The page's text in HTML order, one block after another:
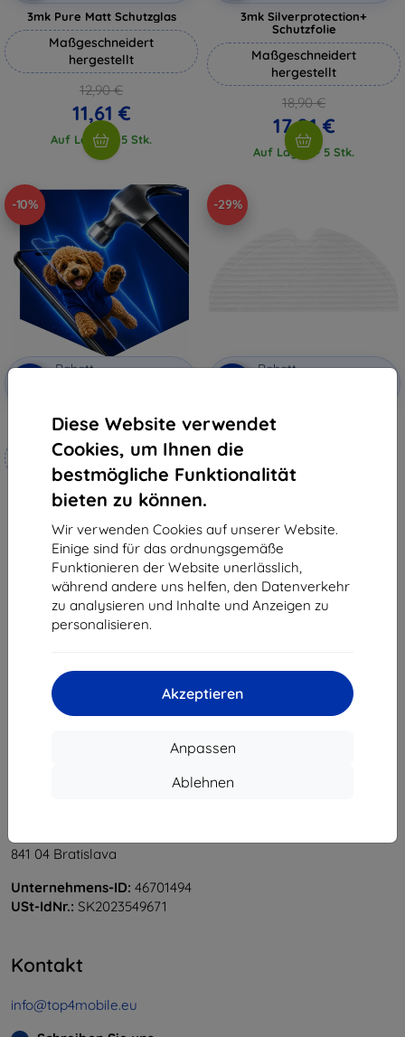
Diese Website verwendet
Cookies, um Ihnen die
bestmögliche Funktionalität
bieten zu können.
Wir verwenden Cookies auf unserer Website.
Einige sind für das ordnungsgemäße
Funktionieren der Website unerlässlich,
während andere uns helfen, den Datenverkehr
zu analysieren und Inhalte und Anzeigen zu
personalisieren.
Akzeptieren
Anpassen
Ablehnen
3mk Pure Matt Schutzglas
Maßgeschneidert
hergestellt
12,90 €
11,61 €
Auf Lager > 5 Stk.
3mk Silverprotection+
Schutzfolie
Maßgeschneidert
hergestellt
18,90 €
17,01 €
Auf Lager > 5 Stk.
-10%
Rabatt
3mk Hammer Schutzfolie
Maßgeschneidert
hergestellt
19,90 €
17,91 €
Auf Lager 4 Stk.
-29%
Rabatt
Einweg-Moppaufsatz für
Staubsauger Dreame F9
9,81 €
vom ganzen6.
«
841 04 Bratislava
Unternehmens-ID: 46701494
USt-IdNr.: SK2023549671
Kontakt
info@top4mobile.eu